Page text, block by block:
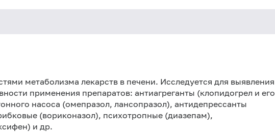
метаболизма лекарств в печени. Исследуется для выявления
применения препаратов: антиагреганты (клопидогрел и его
насоса (омепразол, лансопразол), антидепрессанты
(вориконазол), психотропные (диазепам),
и др.